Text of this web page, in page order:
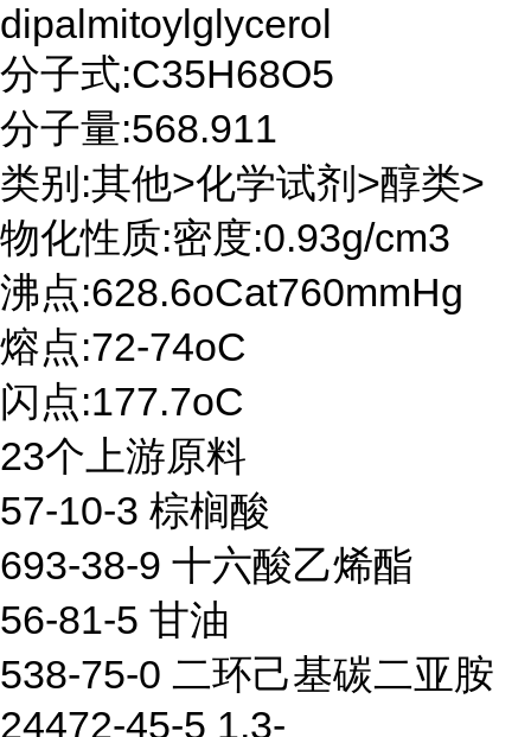
dipalmitoylglycerol
分子式:C35H68O5
分子量:568.911
类别:其他>化学试剂>醇类>
物化性质:密度:0.93g/cm3
沸点:628.6oCat760mmHg
熔点:72-74oC
闪点:177.7oC
23个上游原料
57-10-3 棕榈酸
693-38-9 十六酸乙烯酯
56-81-5 甘油
538-75-0 二环己基碳二亚胺
24472-45-5 1,3-